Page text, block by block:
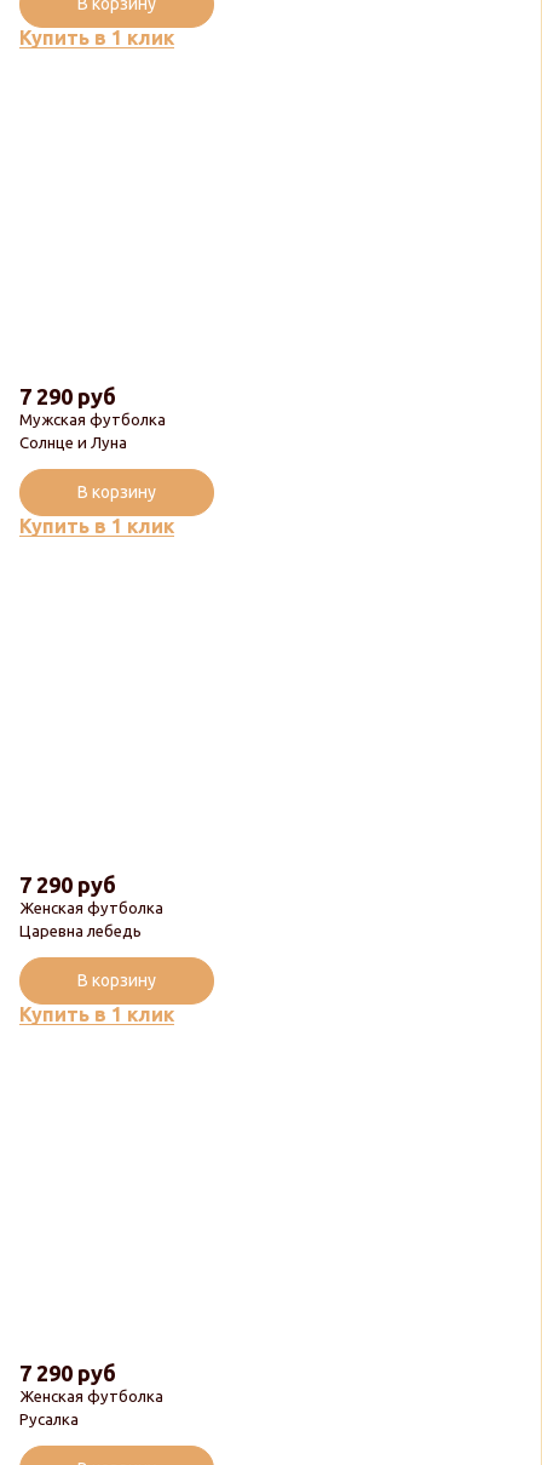
Купить в 1 клик
В корзину
Мужская футболка
Солнце и Луна
7 290 руб
Купить в 1 клик
В корзину
Женская футболка
Царевна лебедь
7 290 руб
Купить в 1 клик
В корзину
Женская футболка
Русалка
7 290 руб